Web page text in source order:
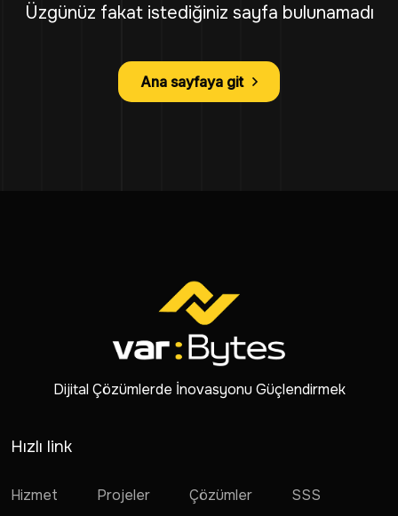
Üzgünüz fakat istediğiniz sayfa bulunamadı
Ana sayfaya git
Dijital Çözümlerde İnovasyonu Güçlendirmek
Hızlı link
Hizmet Projeler Çözümler
SSS